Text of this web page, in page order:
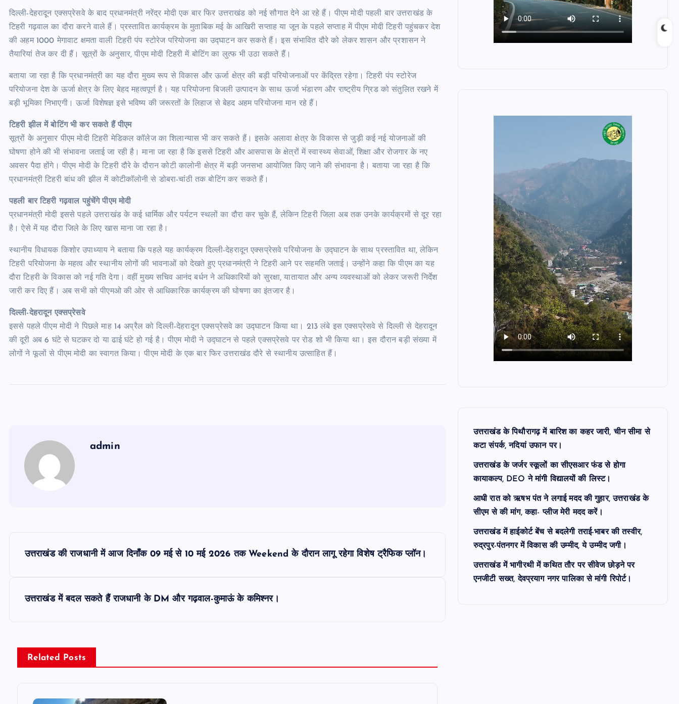
दिल्ली-देहरादून एक्सप्रेसवे के बाद प्रधानमंत्री नरेंद्र मोदी एक बार फिर उत्तराखंड को नई सौगात देने आ रहे हैं। पीएम मोदी पहली बार उत्तराखंड के
टिहरी गढ़वाल का दौरा करने वाले हैं। प्रस्तावित कार्यक्रम के मुताबिक मई के आखिरी सप्ताह या जून के पहले सप्ताह में पीएम मोदी टिहरी पहुंचकर देश
की अहम 1000 मेगावाट क्षमता वाली टिहरी पंप स्टोरेज परियोजना का उद्घाटन कर सकते हैं। इस संभावित दौरे को लेकर शासन और प्रशासन ने
तैयारियां तेज कर दी हैं। सूत्रों के अनुसार, पीएम मोदी टिहरी में बोटिंग का लुत्फ भी उठा सकते हैं।
बताया जा रहा है कि प्रधानमंत्री का यह दौरा मुख्य रूप से विकास और ऊर्जा क्षेत्र की बड़ी परियोजनाओं पर केंद्रित रहेगा। टिहरी पंप स्टोरेज
परियोजना देश के ऊर्जा क्षेत्र के लिए बेहद महत्वपूर्ण है। यह परियोजना बिजली उत्पादन के साथ ऊर्जा भंडारण और राष्ट्रीय ग्रिड को संतुलित रखने में
बड़ी भूमिका निभाएगी। ऊर्जा विशेषज्ञ इसे भविष्य की जरूरतों के लिहाज से बेहद अहम परियोजना मान रहे हैं।
टिहरी झील में बोटिंग भी कर सकते हैं पीएम
सूत्रों के अनुसार पीएम मोदी टिहरी मेडिकल कॉलेज का शिलान्यास भी कर सकते हैं। इसके अलावा क्षेत्र के विकास से जुड़ी कई नई योजनाओं की
घोषणा होने की भी संभावना जताई जा रही है। माना जा रहा है कि इससे टिहरी और आसपास के क्षेत्रों में स्वास्थ्य सेवाओं, शिक्षा और रोजगार के नए
अवसर पैदा होंगे। पीएम मोदी के टिहरी दौरे के दौरान कोटी कालोनी क्षेत्र में बड़ी जनसभा आयोजित किए जाने की संभावना है। बताया जा रहा है कि
प्रधानमंत्री टिहरी बांध की झील में कोटीकॉलोनी से डोबरा-चांठी तक बोटिंग कर सकते हैं।
पहली बार टिहरी गढ़वाल पहुंचेंगे पीएम मोदी
प्रधानमंत्री मोदी इससे पहले उत्तराखंड के कई धार्मिक और पर्यटन स्थलों का दौरा कर चुके हैं, लेकिन टिहरी जिला अब तक उनके कार्यक्रमों से दूर रहा
है। ऐसे में यह दौरा जिले के लिए खास माना जा रहा है।
स्थानीय विधायक किशोर उपाध्याय ने बताया कि पहले यह कार्यक्रम दिल्ली-देहरादून एक्सप्रेसवे परियोजना के उद्घाटन के साथ प्रस्तावित था, लेकिन
टिहरी परियोजना के महत्व और स्थानीय लोगों की भावनाओं को देखते हुए प्रधानमंत्री ने टिहरी आने पर सहमति जताई। उन्होंने कहा कि पीएम का यह
दौरा टिहरी के विकास को नई गति देगा। वहीं मुख्य सचिव आनंद बर्धन ने अधिकारियों को सुरक्षा, यातायात और अन्य व्यवस्थाओं को लेकर जरूरी निर्देश
जारी कर दिए हैं। अब सभी को पीएमओ की ओर से आधिकारिक कार्यक्रम की घोषणा का इंतजार है।
दिल्ली-देहरादून एक्सप्रेसवे
इससे पहले पीएम मोदी ने पिछले माह 14 अप्रैल को दिल्ली-देहरादून एक्सप्रेसवे का उद्घाटन किया था। 213 लंबे इस एक्सप्रेसवे से दिल्ली से देहरादून
की दूरी अब 6 घंटे से घटकर दो या ढाई घंटे हो गई है। पीएम मोदी ने उद्घाटन से पहले एक्सप्रेसवे पर रोड शो भी किया था। इस दौरान बड़ी संख्या में
लोगों ने फूलों से पीएम मोदी का स्वागत किया। पीएम मोदी के एक बार फिर उत्तराखंड दौरे से स्थानीय उत्साहित हैं।
admin
उत्तराखंड की राजधानी में आज दिनाँक 09 मई से 10 मई 2026 तक Weekend के दौरान लागू रहेगा विशेष ट्रैफिक प्लॉन।
उत्तराखंड में बदल सकते हैं राजधानी के DM और गढ़वाल-कुमाऊं के कमिश्नर।
Related Posts
उत्तराखंड के पिथौरागढ़ में बारिश का कहर जारी, चीन सीमा से
कटा संपर्क, नदियां उफान पर।
उत्तराखंड के जर्जर स्कूलों का सीएसआर फंड से होगा
कायाकल्प, DEO ने मांगी विद्यालयों की लिस्ट।
आधी रात को ऋषभ पंत ने लगाई मदद की गुहार, उत्तराखंड के
सीएम से की मांग, कहा- प्लीज मेरी मदद करें।
उत्तराखंड में हाईकोर्ट बेंच से बदलेगी तराई-भाबर की तस्वीर,
रुद्रपुर-पंतनगर में विकास की उम्मीद, ये उम्मीद जगी।
उत्तराखंड में भागीरथी में कथित तौर पर सीवेज छोड़ने पर
एनजीटी सख्त, देवप्रयाग नगर पालिका से मांगी रिपोर्ट।